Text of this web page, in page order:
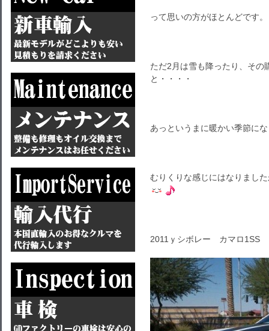
って思いの方がほとんどです。
ただ2月は雪も降ったり、その
と・・・・
あっというまに暖かい季節に
むりくりな感じにはなりまし
2011ｙシボレー カマロ1SS